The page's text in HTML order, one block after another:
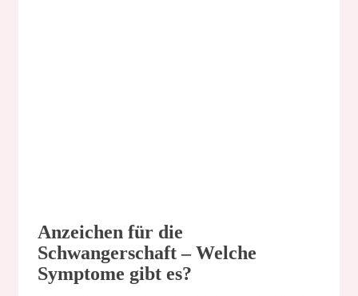
Anzeichen für die
Schwangerschaft – Welche
Symptome gibt es?